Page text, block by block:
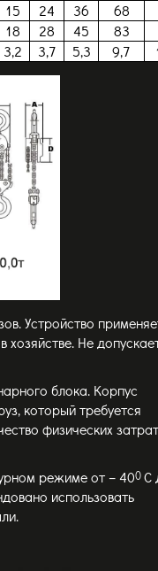
15 24 36 68
18 28 45 83
3,2 3,7 5,3 9,7
Устройство
Не
блока. Корпус
который требуется
физических затрат
режиме от – 400С
использовать